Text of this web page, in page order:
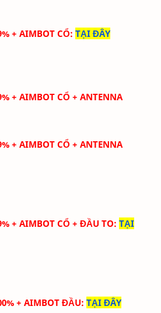
+ AIMBOT CỔ: TẠI ĐÂY
% + AIMBOT CỔ + ANTENNA
% + AIMBOT CỔ + ANTENNA
+ AIMBOT CỔ + ĐẦU TO: TẠI
+ AIMBOT ĐẦU: TẠI ĐÂY